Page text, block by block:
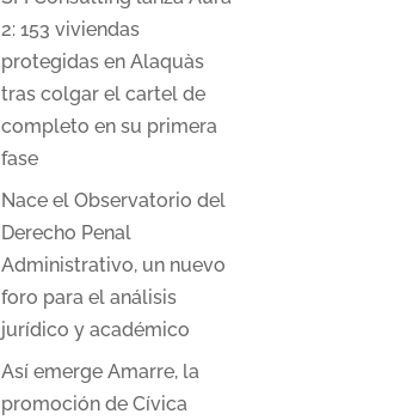
2: 153 viviendas
protegidas en Alaquàs
tras colgar el cartel de
completo en su primera
fase
Nace el Observatorio del
Derecho Penal
Administrativo, un nuevo
foro para el análisis
jurídico y académico
Así emerge Amarre, la
promoción de Cívica